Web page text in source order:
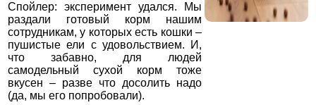
Спойлер: эксперимент удался. Мы
раздали готовый корм нашим
сотрудникам, у которых есть кошки –
пушистые ели с удовольствием. И,
что забавно, для людей
самодельный сухой корм тоже
вкусен – разве что досолить надо
(да, мы его попробовали).